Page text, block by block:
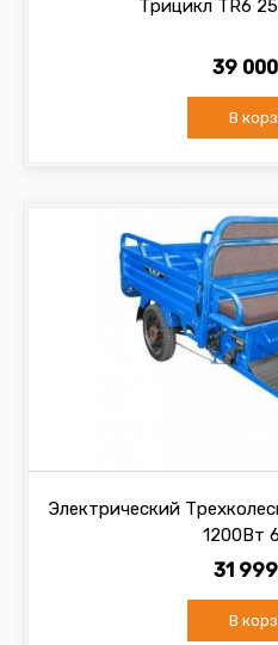
Трицикл TR6
39 000
В
Электрический
1200Вт
31
В